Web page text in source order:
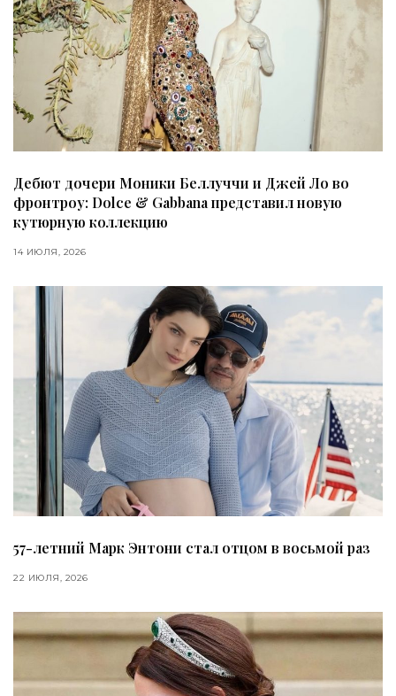
Дебют дочери Моники Беллуччи и Джей Ло во
фронтроу: Dolce & Gabbana представил новую
кутюрную коллекцию
14 ИЮЛЯ, 2026
57-летний Марк Энтони стал отцом в восьмой раз
22 ИЮЛЯ, 2026